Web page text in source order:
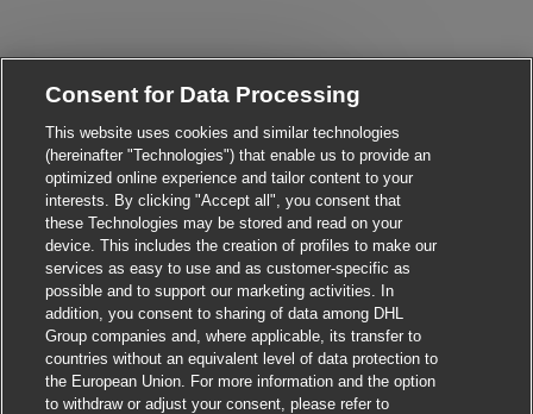
Are you interested in this job? Close chatbot
I'm interested Find similar jobs
Consent for Data Processing
This website uses cookies and similar technologies
(hereinafter "Technologies") that enable us to provide an
optimized online experience and tailor content to your
interests. By clicking "Accept all", you consent that
these Technologies may be stored and read on your
device. This includes the creation of profiles to make our
services as easy to use and as customer-specific as
possible and to support our marketing activities. In
addition, you consent to sharing of data among DHL
Group companies and, where applicable, its transfer to
countries without an equivalent level of data protection to
the European Union. For more information and the option
to withdraw or adjust your consent, please refer to